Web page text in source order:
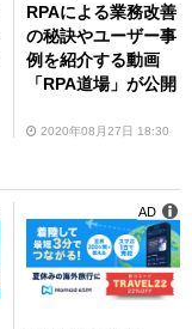
RPAによる業務改善
の秘訣やユーザー事
例を紹介する動画
「RPA道場」が公開
2020年08月27日 18:30
AD